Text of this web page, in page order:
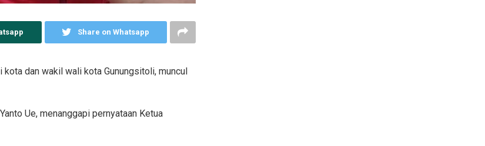
Share on Whatsapp
dan wakil wali kota Gunungsitoli, muncul
Ue, menanggapi pernyataan Ketua